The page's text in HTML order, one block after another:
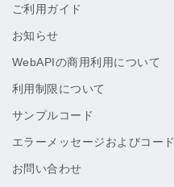
ご利用ガイド
お知らせ
WebAPIの商用利用について
利用制限について
サンプルコード
エラーメッセージおよびコード
お問い合わせ